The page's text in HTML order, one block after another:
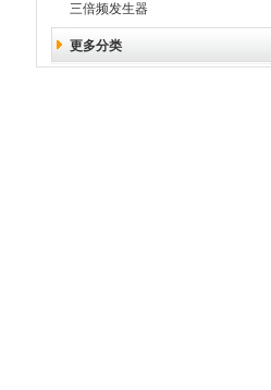
三倍频发生器
更多分类